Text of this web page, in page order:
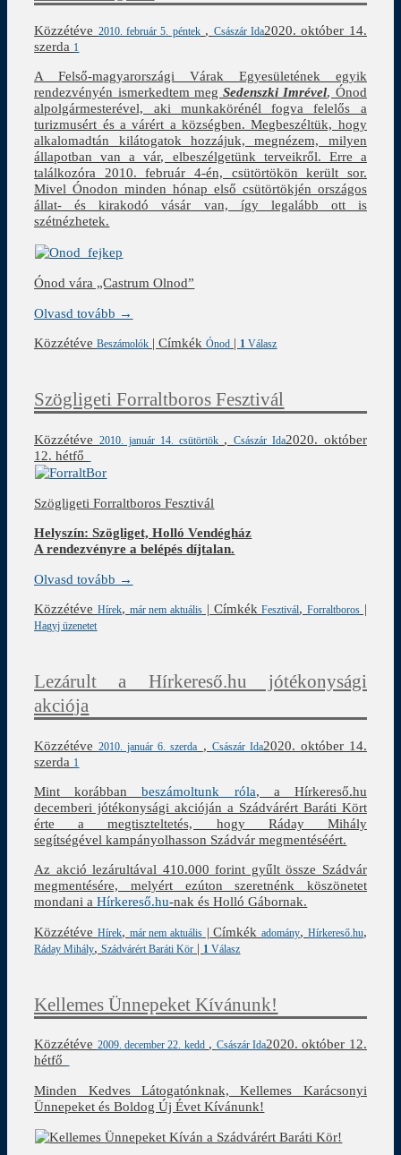
Közzétéve 2010. február 5. péntek , Császár Ida2020. október 14.
szerda 1
A Felső-magyarországi Várak Egyesületének egyik
rendezvényén ismerkedtem megSedenszki Imrével, Ónod
alpolgármesterével, aki munkakörénél fogva felelős a
turizmusért és a várért a községben. Megbeszéltük, hogy
alkalomadtán kilátogatok hozzájuk, megnézem, milyen
állapotban van a vár, elbeszélgetünk terveikről. Erre a
találkozóra 2010. február 4-én, csütörtökön került sor.
Mivel Ónodon minden hónap első csütörtökjén országos
állat- és kirakodó vásár van, így legalább ott is
szétnézhetek.
Ónod vára „Castrum Olnod”
Olvasd tovább →
Közzétéve Beszámolók |Címkék Ónod | 1 Válasz
Szögligeti Forraltboros Fesztivál
Közzétéve2010. január 14. csütörtök ,Császár Ida2020. október
12. hétfő
Szögligeti Forraltboros Fesztivál
Helyszín: Szögliget, Holló Vendégház
A rendezvényre a belépés díjtalan.
Olvasd tovább →
Közzétéve Hírek, már nem aktuális | Címkék Fesztivál,Forraltboros |
Hagyj üzenetet
Lezárult a Hírkereső.hu jótékonysági
akciója
Közzétéve2010. január 6. szerda , Császár Ida2020. október 14.
szerda 1
Mint korábbanbeszámoltunk róla, a Hírkereső.hu
decemberi jótékonysági akcióján a Szádvárért Baráti Kört
érte a megtiszteltetés, hogy Ráday Mihály
segítségével kampányolhasson Szádvár megmentéséért.
Az akció lezárultával 410.000 forint gyűlt össze Szádvár
megmentésére, melyért ezúton szeretnénk köszönetet
mondani aHírkereső.hu-nak és Holló Gábornak.
Közzétéve Hírek, már nem aktuális |Címkék adomány, Hírkereső.hu,
Ráday Mihály,Szádvárért Baráti Kör | 1 Válasz
Kellemes Ünnepeket Kívánunk!
Közzétéve 2009. december 22. kedd , Császár Ida2020. október 12.
hétfő
Minden Kedves Látogatónknak, Kellemes Karácsonyi
Ünnepeket és Boldog Új Évet Kívánunk!